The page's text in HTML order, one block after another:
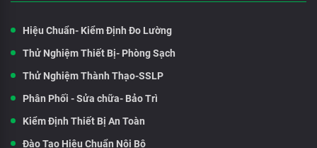
Hiệu Chuẩn- Kiểm Định Đo Lường
Thử Nghiệm Thiết Bị- Phòng Sạch
Thử Nghiệm Thành Thạo-SSLP
Phân Phối - Sửa chữa- Bảo Trì
Kiểm Định Thiết Bị An Toàn
Đào Tạo Hiệu Chuẩn Nội Bộ